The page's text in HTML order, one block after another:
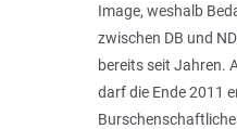
Image, weshalb
zwischen DB und
bereits seit Jahren.
darf die Ende 2011